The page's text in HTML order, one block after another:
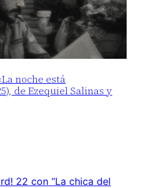
noche está
de Ezequiel Salinas y
22 con “La chica del